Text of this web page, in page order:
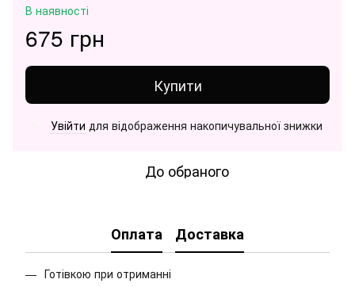
В наявності
675 грн
Купити
Увійти для відображення накопичувальної знижки
До обраного
Оплата Доставка
Готівкою при отриманні